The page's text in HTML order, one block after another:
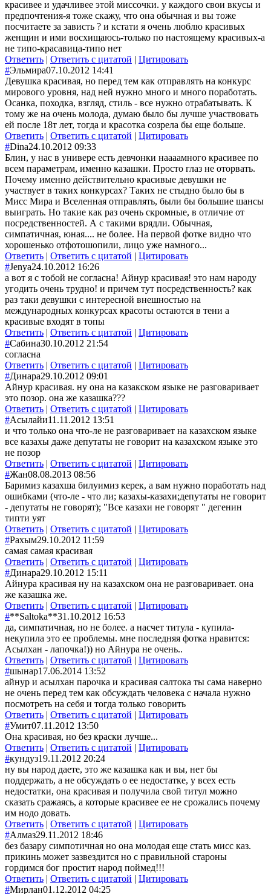
красивее и удачливее этой миссочки. у каждого свои вкусы и
предпочтения-я тоже скажу, что она обычная и вы тоже
посчитаете за зависть ? и кстати я очень люблю красивых
женщин и ими восхищаюсь-только по настоящему красивых-а
не типо-красавица-типо нет
Ответить | Ответить с цитатой | Цитировать
#Эльмира07.10.2012 14:41
Девушка красивая, но перед тем как отправлять на конкурс
мирового уровня, над ней нужно много и много поработать.
Осанка, походка, взгляд, стиль - все нужно отрабатывать. К
тому же на очень молода, думаю было бы лучше участвовать
ей после 18т лет, тогда и красотка созрела бы еще больше.
Ответить | Ответить с цитатой | Цитировать
#Dina24.10.2012 09:33
Блин, у нас в универе есть девчонки наааамного красивее по
всем параметрам, именно казашки. Просто глаз не оторвать.
Почему именно действительно красивые девушки не
участвует в таких конкурсах? Таких не стыдно было бы в
Мисс Мира и Вселенная отправлять, были бы большие шансы
выиграть. Но такие как раз очень скромные, в отличие от
посредственностей. А с такими врядли. Обычная,
симпатичная, юная.... не более. На первой фотке видно что
хорошенько отфотошопили, лицо уже намного...
Ответить | Ответить с цитатой | Цитировать
#Jenya24.10.2012 16:26
а вот я с тобой не согласна! Айнур красивая! это нам народу
угодить очень трудно! и причем тут посредственность? как
раз таки девушки с интересной внешностью на
международных конкурсах красоты остаются в тени а
красивые входят в топы
Ответить | Ответить с цитатой | Цитировать
#Сабина30.10.2012 21:54
согласна
Ответить | Ответить с цитатой | Цитировать
#Динара29.10.2012 09:01
Айнур красивая. ну она на казакском языке не разговаривает
это позор. она же казашка???
Ответить | Ответить с цитатой | Цитировать
#Асылайи11.11.2012 13:51
и что только она что-ле не разговаривает на казахском языке
все казахы даже депутаты не говорит на казахском языке это
не позор
Ответить | Ответить с цитатой | Цитировать
#Жан08.08.2013 08:56
Баримиз казахша билуимиз керек, а вам нужно поработать над
ошибками (что-ле - что ли; казахы-казахи;депутаты не говорит
- депутаты не говорят); "Все казахи не говорят " дегенин
типти уят
Ответить | Ответить с цитатой | Цитировать
#Рахым29.10.2012 11:59
самая самая красивая
Ответить | Ответить с цитатой | Цитировать
#Динара29.10.2012 15:11
Айнура красивая ну на казахском она не разговаривает. она
же казашка же.
Ответить | Ответить с цитатой | Цитировать
#**Saltoka**31.10.2012 16:53
да, симпатичная, но не более. а насчет титула - купила-
некупила это ее проблемы. мне последняя фотка нравится:
Асылхан - лапочка!)) но Айнура не очень..
Ответить | Ответить с цитатой | Цитировать
#шынар17.06.2014 13:52
айнур и асылхан парочка и красивая салтока ты сама наверно
не очень перед тем как обсуждать человека с начала нужно
посмотреть на себя и тогда только говорить
Ответить | Ответить с цитатой | Цитировать
#Умит07.11.2012 13:50
Она красивая, но без краски лучше...
Ответить | Ответить с цитатой | Цитировать
#кундуз19.11.2012 20:24
ну вы народ даете, это же казашка как и вы, нет бы
поддержать, а не обсуждать о ее недостатке, у всех есть
недостатки, она красивая и получила свой титул можно
сказать сражаясь, а которые красивее ее не срожались почему
им нодо довать.
Ответить | Ответить с цитатой | Цитировать
#Алмаз29.11.2012 18:46
без базару симпотичная но она молодая еще стать мисс каз.
прикинь может зазвездится но с правильной староны
гордимся бог простит народ поймед!!!
Ответить | Ответить с цитатой | Цитировать
#Мирлан01.12.2012 04:25